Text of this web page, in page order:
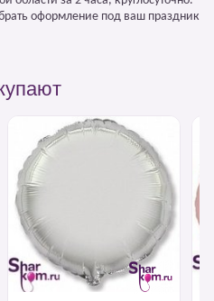
оформление под ваш праздник